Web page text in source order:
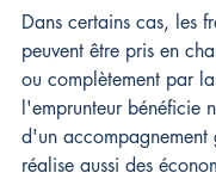
Dans certains cas, les
peuvent être pris en
ou complètement par la
l'emprunteur bénéficie
d'un accompagnement
réalise aussi des